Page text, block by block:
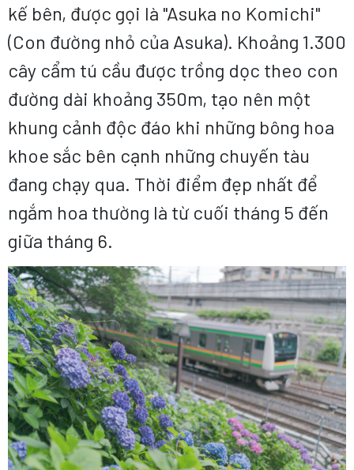
kế bên, được gọi là "Asuka no Komichi"
(Con đường nhỏ của Asuka). Khoảng 1.300
cây cẩm tú cầu được trồng dọc theo con
đường dài khoảng 350m, tạo nên một
khung cảnh độc đáo khi những bông hoa
khoe sắc bên cạnh những chuyến tàu
đang chạy qua. Thời điểm đẹp nhất để
ngắm hoa thường là từ cuối tháng 5 đến
giữa tháng 6.